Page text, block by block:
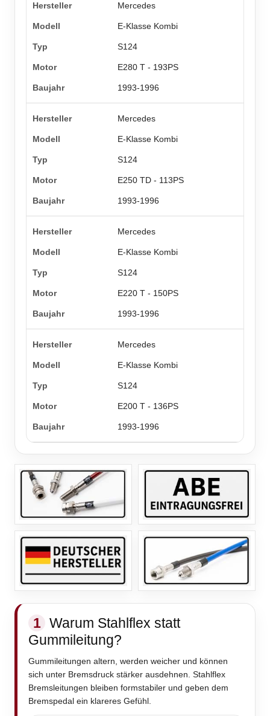
Mercedes
E-Klasse Kombi
S124
E280 T - 193PS
1993-1996
Mercedes
E-Klasse Kombi
S124
E250 TD - 113PS
1993-1996
Mercedes
E-Klasse Kombi
S124
E220 T - 150PS
1993-1996
Mercedes
E-Klasse Kombi
S124
E200 T - 136PS
1993-1996
1 Warum Stahlflex statt
Gummileitung?
Gummileitungen altern, werden weicher und können
sich unter Bremsdruck stärker ausdehnen. Stahlflex
Bremsleitungen bleiben formstabiler und geben dem
Bremspedal ein klareres Gefühl.